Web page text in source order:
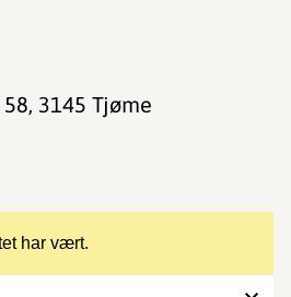
har vært.
, 3145 Tjøme